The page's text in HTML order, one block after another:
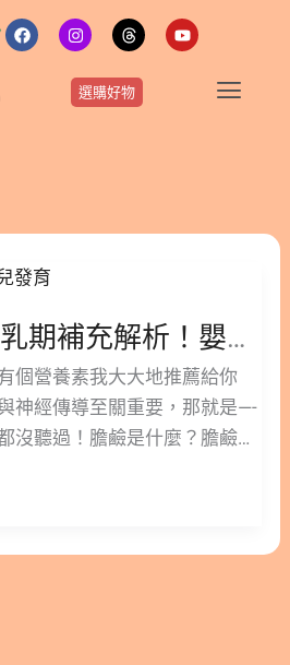
F
a
c
I
n
s
t
a
g
T
h
r
e
a
d
Y
o
u
選購好物
膽鹼孕期、哺乳期補充解析！嬰幼兒生長發育的關鍵營養
個營養素我大大地推薦給你
神經傳導至關重要，那就是—-
沒聽過！膽鹼是什麼？膽鹼怎
～營養師安安將帶你認識了解
？對人體功效？攝取量？ 2. 膽
相互補償作用 3. 膽鹼如何補